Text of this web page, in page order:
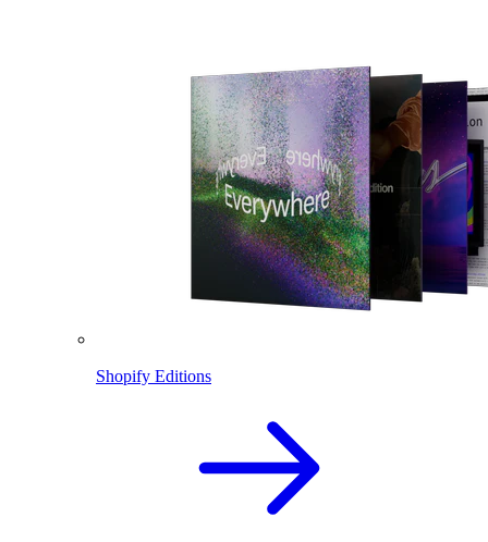
Shopify Editions